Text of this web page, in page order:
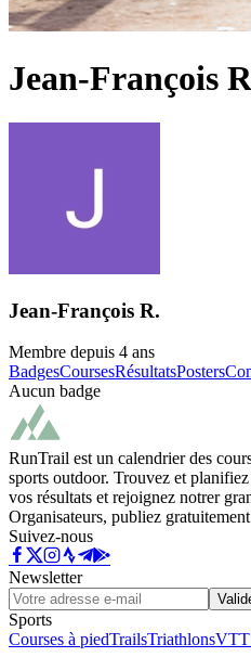
Jean-François
Jean-François R.
Membre depuis 4 ans
BadgesCoursesRésultatsPosters
Aucun badge
RunTrail est un calendrier des
sports outdoor. Trouvez et
vos résultats et rejoignez notrer
Organisateurs, publiez
Suivez-nous
Newsletter
Sports
Courses à piedTrailsTriathlonsVTT